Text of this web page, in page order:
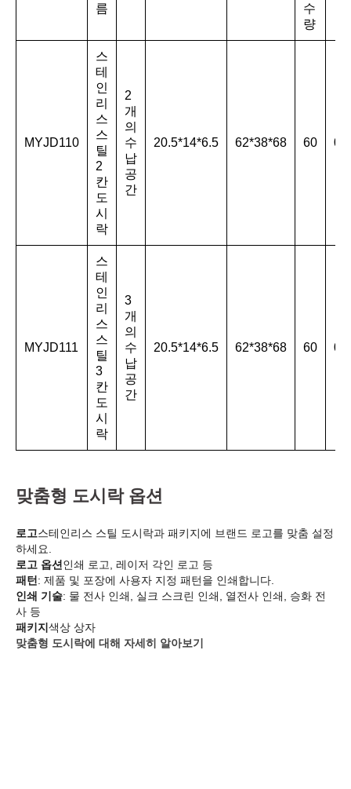
름
수
량
MYJD110
스
테
인
리
스
스
틸
2
칸
도
시
락
2
개
의
수
납
공
간
20.5*14*6.5 62*38*68 60
MYJD111
스
테
인
리
스
스
틸
3
칸
도
시
락
3
개
의
수
납
공
간
20.5*14*6.5 62*38*68 60
맞춤형 도시락 옵션
로고스테인리스 스틸 도시락과 패키지에 브랜드 로고를 맞춤 설정
하세요.
로고 옵션 인쇄 로고, 레이저 각인 로고 등
패턴 : 제품 및 포장에 사용자 지정 패턴을 인쇄합니다.
인쇄 기술: 물 전사 인쇄, 실크 스크린 인쇄, 열전사 인쇄, 승화 전
사 등
패키지 색상 상자
맞춤형 도시락에 대해 자세히 알아보기